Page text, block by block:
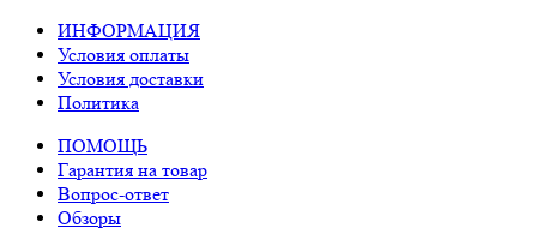
ИНФОРМАЦИЯ
Условия оплаты
Условия доставки
Политика
ПОМОЩЬ
Гарантия на товар
Вопрос-ответ
Обзоры